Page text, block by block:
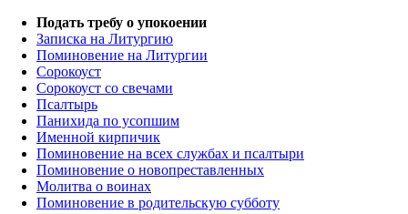
Подать требу о упокоении
Записка на Литургию
Поминовение на Литургии
Сорокоуст
Сорокоуст со свечами
Псалтырь
Панихида по усопшим
Именной кирпичик
Поминовение на всех службах и псалтыри
Поминовение о новопреставленных
Молитва о воинах
Поминовение в родительскую субботу